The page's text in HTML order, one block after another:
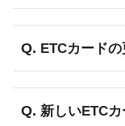
ETCカード
新しいETC